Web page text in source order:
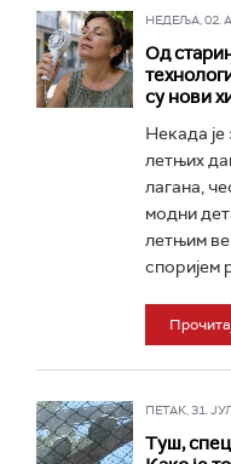
НЕДЕЉА, 02.
Од
су нови
Некада
летњих
лагана,
модни
летњим
споријем
ПЕТАК, 31.
Туш,